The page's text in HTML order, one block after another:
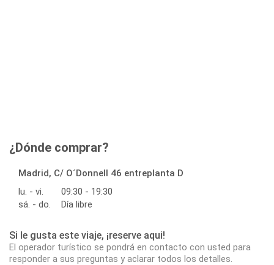
¿Dónde comprar?
Madrid, C/ O´Donnell 46 entreplanta D
lu. - vi.
09:30 - 19:30
sá. - do.
Día libre
Si le gusta este viaje, ¡reserve aqui!
El operador turístico se pondrá en contacto con usted para
responder a sus preguntas y aclarar todos los detalles.